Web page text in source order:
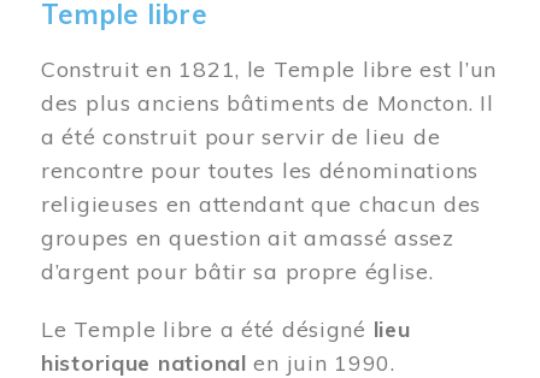
Temple libre
Construit en 1821, le Temple libre est l’un
des plus anciens bâtiments de Moncton. Il
a été construit pour servir de lieu de
rencontre pour toutes les dénominations
religieuses en attendant que chacun des
groupes en question ait amassé assez
d’argent pour bâtir sa propre église.
Le Temple libre a été désigné lieu
historique national en juin 1990.